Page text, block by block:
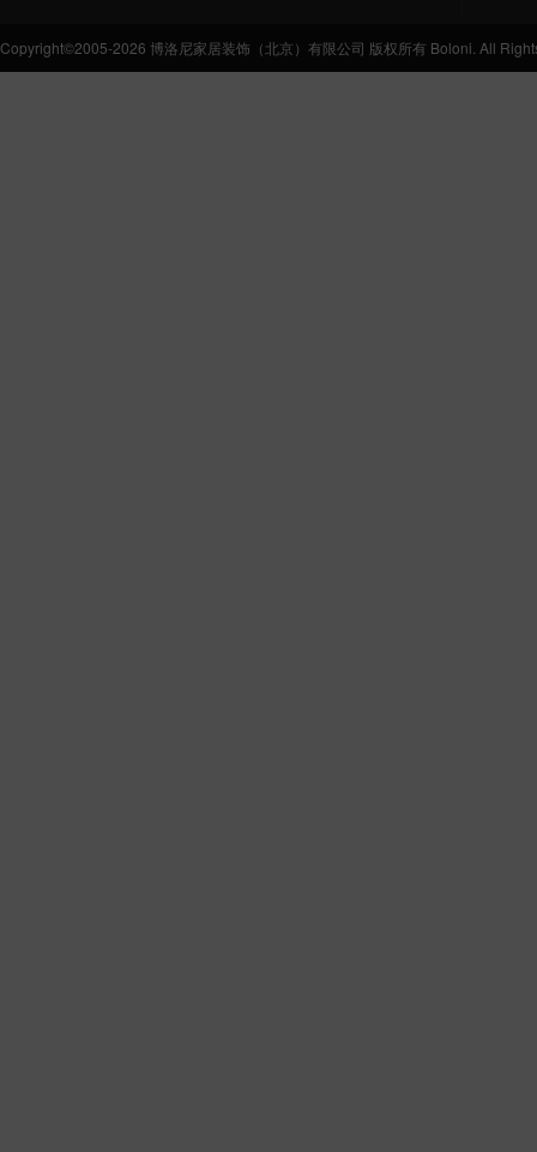
Copyright©2005-2026 博洛尼家居装饰（北京）有限公司 版权所有 Boloni. All